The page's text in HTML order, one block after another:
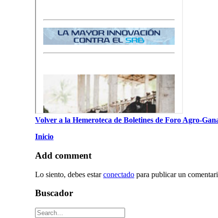
Volver a la Hemeroteca de Boletines de Foro Agro-
Inicio
Add comment
Lo siento, debes estarconectado para publicar un
Buscador